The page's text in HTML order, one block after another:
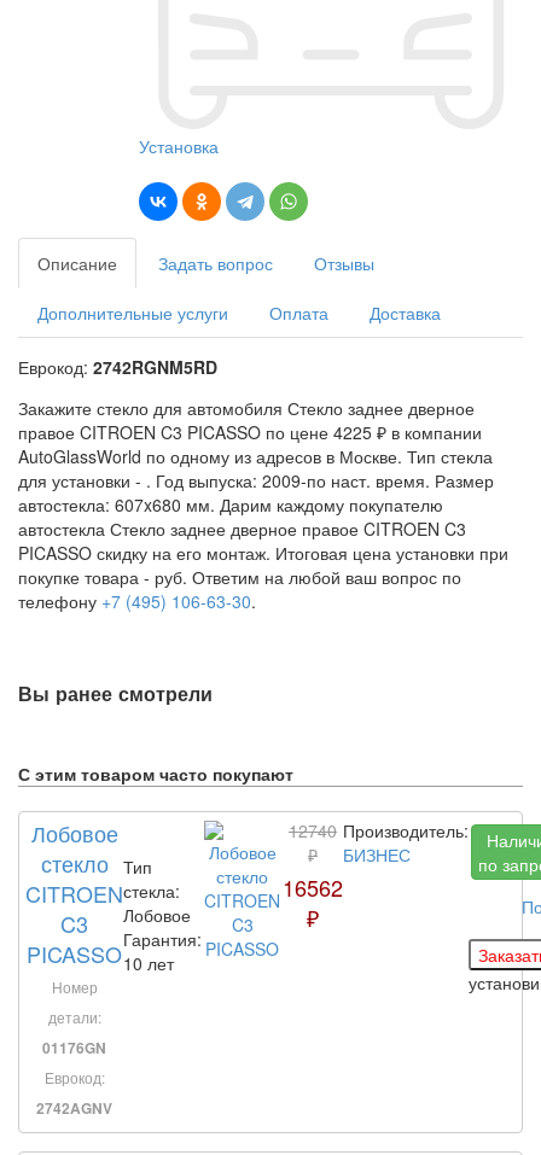
Установка
Описание Задать вопрос Отзывы
Дополнительные услуги Оплата Доставка
Еврокод: 2742RGNM5RD
Закажите стекло для автомобиля Стекло заднее дверное
правое CITROEN C3 PICASSO по цене 4225 ₽ в компании
AutoGlassWorld по одному из адресов в Москве. Тип стекла
для установки - . Год выпуска: 2009-по наст. время. Размер
автостекла: 607x680 мм. Дарим каждому покупателю
автостекла Стекло заднее дверное правое CITROEN C3
PICASSO скидку на его монтаж. Итоговая цена установки при
покупке товара - руб. Ответим на любой ваш вопрос по
телефону +7 (495) 106-63-30.
Вы ранее смотрели
С этим товаром часто покупают
Лобовое
стекло
CITROEN
C3
PICASSO
Номер
детали:
01176GN
Еврокод:
2742AGNV
Тип
стекла:
Лобовое
Гарантия:
10 лет
12740
₽
16562
₽
Производитель:
БИЗНЕС
по